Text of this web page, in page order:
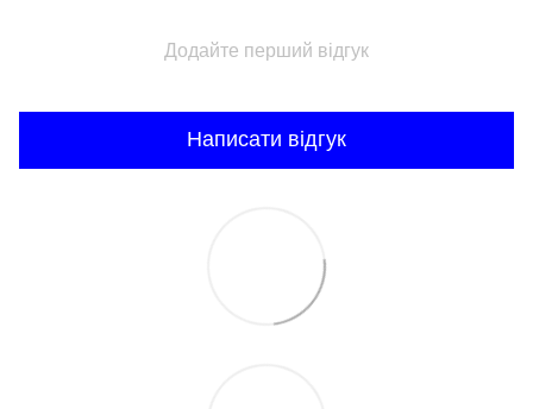
Додайте перший відгук
Написати відгук